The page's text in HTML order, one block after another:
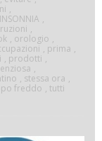
,
INSONNIA ,
,
, orologio ,
, prima ,
, prodotti ,
,
, stessa ora ,
freddo , tutti